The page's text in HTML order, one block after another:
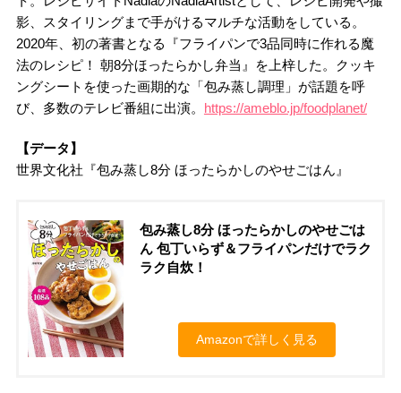
影、スタイリングまで手がけるマルチな活動をしている。
2020年、初の著書となる『フライパンで3品同時に作れる魔
法のレシピ！ 朝8分ほったらかし弁当』を上梓した。クッキ
ングシートを使った画期的な「包み蒸し調理」が話題を呼
び、多数のテレビ番組に出演。 https://ameblo.jp/foodplanet/
【データ】
世界文化社『包み蒸し8分 ほったらかしのやせごはん』
包み蒸し8分 ほったらかしのやせごは
ん 包丁いらず＆フライパンだけでラク
ラク自炊！
Amazonで詳しく見る